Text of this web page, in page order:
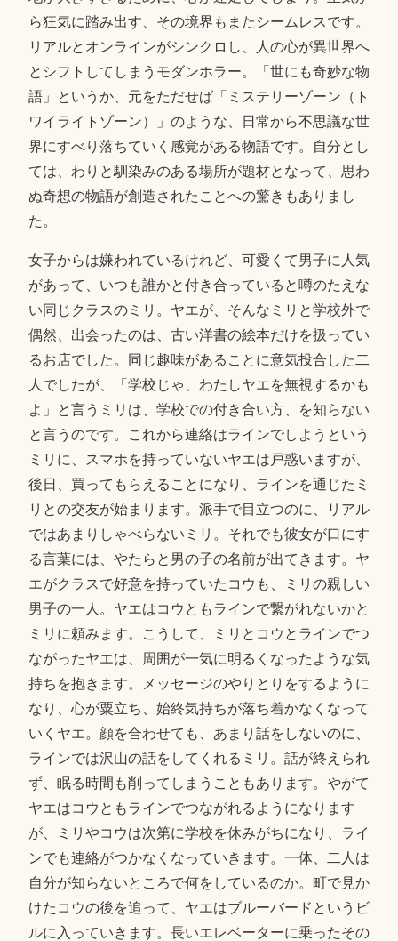
ら狂気に踏み出す、その境界もまたシームレスです。
リアルとオンラインがシンクロし、人の心が異世界へ
とシフトしてしまうモダンホラー。「世にも奇妙な物
語」というか、元をただせば「ミステリーゾーン（ト
ワイライトゾーン）」のような、日常から不思議な世
界にすべり落ちていく感覚がある物語です。自分とし
ては、わりと馴染みのある場所が題材となって、思わ
ぬ奇想の物語が創造されたことへの驚きもありまし
た。
女子からは嫌われているけれど、可愛くて男子に人気
があって、いつも誰かと付き合っていると噂のたえな
い同じクラスのミリ。ヤエが、そんなミリと学校外で
偶然、出会ったのは、古い洋書の絵本だけを扱ってい
るお店でした。同じ趣味があることに意気投合した二
人でしたが、「学校じゃ、わたしヤエを無視するかも
よ」と言うミリは、学校での付き合い方、を知らない
と言うのです。これから連絡はラインでしようという
ミリに、スマホを持っていないヤエは戸惑いますが、
後日、買ってもらえることになり、ラインを通じたミ
リとの交友が始まります。派手で目立つのに、リアル
ではあまりしゃべらないミリ。それでも彼女が口にす
る言葉には、やたらと男の子の名前が出てきます。ヤ
エがクラスで好意を持っていたコウも、ミリの親しい
男子の一人。ヤエはコウともラインで繋がれないかと
ミリに頼みます。こうして、ミリとコウとラインでつ
ながったヤエは、周囲が一気に明るくなったような気
持ちを抱きます。メッセージのやりとりをするように
なり、心が粟立ち、始終気持ちが落ち着かなくなって
いくヤエ。顔を合わせても、あまり話をしないのに、
ラインでは沢山の話をしてくれるミリ。話が終えられ
ず、眠る時間も削ってしまうこともあります。やがて
ヤエはコウともラインでつながれるようになります
が、ミリやコウは次第に学校を休みがちになり、ライ
ンでも連絡がつかなくなっていきます。一体、二人は
自分が知らないところで何をしているのか。町で見か
けたコウの後を追って、ヤエはブルーバードというビ
ルに入っていきます。長いエレベーターに乗ったその